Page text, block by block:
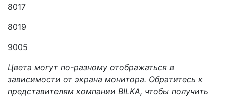
8017
8019
9005
Цвета могут по-разному отображаться в
зависимости от экрана монитора. Обратитесь к
представителям компании BILKA, чтобы получить